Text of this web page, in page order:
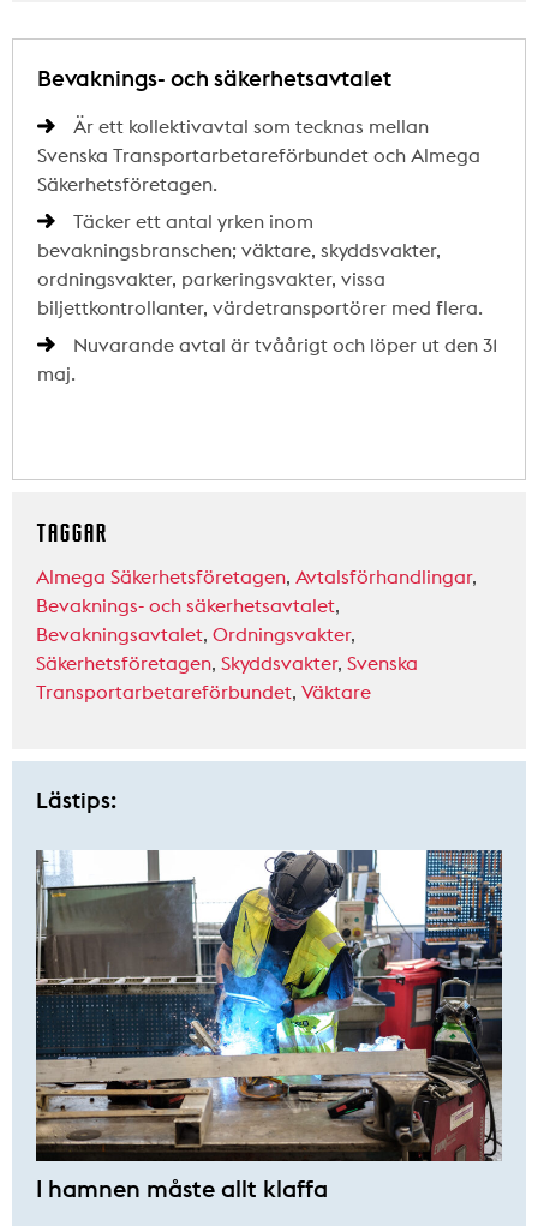
Bevaknings- och säkerhetsavtalet
Är ett kollektivavtal som tecknas mellan
Svenska Transportarbetareförbundet och Almega
Säkerhetsföretagen.
Täcker ett antal yrken inom
bevakningsbranschen; väktare, skyddsvakter,
ordningsvakter, parkeringsvakter, vissa
biljettkontrollanter, värdetransportörer med flera.
Nuvarande avtal är tvåårigt och löper ut den 31
maj.
TAGGAR
Almega Säkerhetsföretagen, Avtalsförhandlingar,
Bevaknings- och säkerhetsavtalet,
Bevakningsavtalet, Ordningsvakter,
Säkerhetsföretagen, Skyddsvakter, Svenska
Transportarbetareförbundet, Väktare
Lästips:
I hamnen måste allt klaffa